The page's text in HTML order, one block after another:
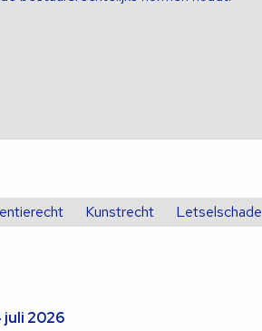
Kunstrecht
Letselschade
juli 2026